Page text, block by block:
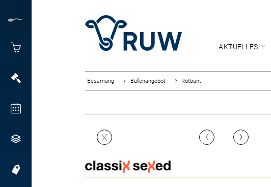
AKTUELLES
Besamung Bullenangebot Rotbunt
X ‹ ›